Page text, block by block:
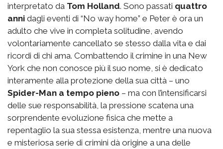
interpretato da Tom Holland. Sono passati quattro
anni dagli eventi di “No way home” e Peter è ora un
adulto che vive in completa solitudine, avendo
volontariamente cancellato se stesso dalla vita e dai
ricordi di chi ama. Combattendo il crimine in una New
York che non conosce più il suo nome, si è dedicato
interamente alla protezione della sua città – uno
Spider-Man a tempo pieno – ma con l’intensificarsi
delle sue responsabilità, la pressione scatena una
sorprendente evoluzione fisica che mette a
repentaglio la sua stessa esistenza, mentre una nuova
e misteriosa serie di crimini dà origine a una delle